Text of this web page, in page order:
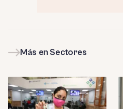
Más en Sectores